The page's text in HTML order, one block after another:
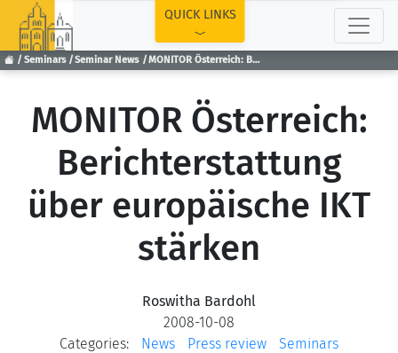
Seminars Seminar News MONITOR Österreich: Berichterstattung über europäische IKT stärken
QUICK LINKS
MONITOR Österreich:
Berichterstattung
über europäische IKT
stärken
Roswitha Bardohl
2008-10-08
Categories:
News Press review Seminars